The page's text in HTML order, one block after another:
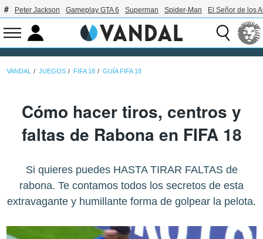
Peter Jackson Gameplay GTA 6 Superman Spider-Man El Señor de los
VANDAL JUEGOS FIFA 18 GUÍA FIFA 18
Cómo hacer tiros, centros y
faltas de Rabona en FIFA 18
Si quieres puedes HASTA TIRAR FALTAS de
rabona. Te contamos todos los secretos de esta
extravagante y humillante forma de golpear la pelota.